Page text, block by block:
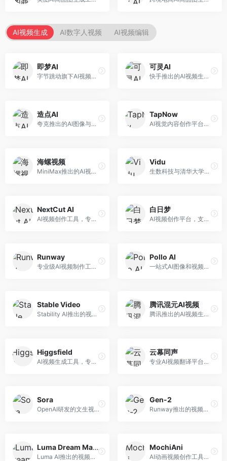
AI视频生成 AI数字人视频 AI视频编辑
即梦AI
字节跳动旗下AI视频创作平台，支持多模态内容生成。面向内容创作者和营销人员，提供文生视频、图生视频、智能剪辑等功能，中文理解能力强，创作效率高。
可灵AI
快手推出的AI视频生成平台，支持文生视频和图生视频，可生成长达2分钟的高质量视频内容。面向短视频创作者和营销人员，操作简便，生成效果逼真，适合商业推广和创意表达。
造点AI
夸克推出的AI图像与视频创作平台。面向普通用户和内容创作者，提供文生图、文生视频等功能，操作简便，与夸克生态深度整合。
TapNow
AI视觉内容创作平台，整合图像与视频生成能力。面向内容创作者，提供文生图、文生视频、智能编辑等服务，创作工具丰富，一站式体验便捷。
海螺视频
MiniMax推出的AI视频生成工具，支持高质量视频创作。面向内容创作者，提供文生视频、视频编辑等功能，生成速度快，视频效果自然流畅。
Vidu
生数科技与清华大学联合研发的AI视频生成大模型。面向视频创作者和内容生产者，支持文生视频、图生视频，视频质量高，物理运动理解准确，国产视频生成领先工具。
NextCut AI
AI视频创作工具，专注于智能剪辑和视频生成。面向视频创作者，提供智能剪辑、视频生成、特效添加等功能，剪辑效率高，适合快节奏内容生产。
白日梦
AI视频创作平台，支持生成长达50分钟的长视频内容。面向长视频创作者和内容生产者，支持故事视频生成、视频编辑等功能，适合叙事性内容创作。
Runway
专业级AI视频制作工具，支持视频生成与编辑。面向影视制作人和创意工作者，提供文生视频、视频编辑、绿幕抠像等专业功能，视频处理能力强，适合专业创作场景。
Pollo AI
一站式AI图像和视频创作平台，整合多种生成工具。面向内容创作者，提供文生图、文生视频、视频编辑等服务，创作工具全面，一站式体验便捷。
Stable Video
Stability AI推出的视频生成模型，开源可部署。面向开发者和专业创作者，支持视频生成、视频编辑等功能，开源生态完善，定制化程度高。
腾讯混元AI视频
腾讯推出的AI视频生成工具，基于混元大模型。面向腾讯生态用户和内容创作者，支持文生视频、视频编辑等功能，与腾讯产品生态深度整合。
Higgsfield
AI视频生成工具，专注于高质量视频内容创作。面向视频创作者和营销人员，支持文生视频、视频编辑等功能，视频效果逼真，适合商业应用。
云幕同声
专业AI视频翻译平台，支持视频多语言配音和字幕生成。面向跨境电商和内容出海从业者，提供视频翻译、配音、字幕生成等服务，多语言支持完善。
Sora
OpenAI研发的文生视频大模型，可根据文字描述生成长达60秒的高清视频。面向影视创作者、广告从业者和内容生产者，视频连贯性强，物理世界理解准确，代表了AI视频生成的最高水平。
Gen-2
Runway推出的视频生成模型，专注于文生视频和视频风格转换。面向影视制作人和创意工作者，支持文本到视频、图像到视频等多种生成模式，视频质量专业级。
Luma Dream Machine
Luma AI推出的视频生成工具，专注于高质量视频创作。面向影视创作者和内容生产者，支持文生视频、图生视频，视频质量高，物理运动流畅自然。
MochiAni
AI动画视频创作工具，专注于动画内容生成。面向动画创作者和二次元内容生产者，支持动画风格视频生成，动画效果流畅，适合动漫内容创作。